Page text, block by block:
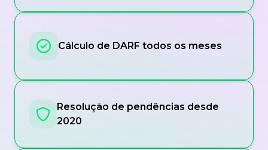
Cálculo de DARF todos os meses
Resolução de pendências desde
2020